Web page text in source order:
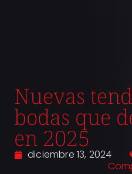
Nuevas
bodas que
en 2025
diciembre 13, 2024